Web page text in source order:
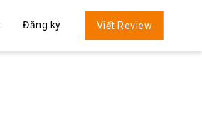
Đăng ký Viết Review